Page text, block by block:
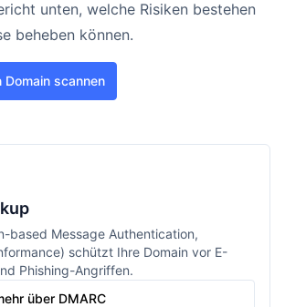
unten, welche Risiken bestehen
beheben können.
Domain scannen
based Message Authentication,
schützt Ihre Domain vor E-
Phishing-Angriffen.
über DMARC